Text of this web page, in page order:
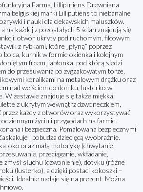
Farma, Lilliputiens Drewniana
belgijskiej marki Lilliputiens to niebanalne
i nauki dla ciekawskich maluszków.
na każdej z pozostałych 5 ścian znajdują się
otwór ukryty pod ruchomym, filcowym
z rybkami, które „płyną” poprzez
bolca, kurnik w formie okienka i kolejnym
filcem, jabłonka, pod którą siedzi
do przesuwania po zygzakowatym torze,
koralikami na metalowym drążku oraz
nad wejściem do domku, lusterko w
W zestawie znajduje się także miękka,
z ukrytym wewnątrz dzwoneczkiem,
przez każdy z otworów oraz wykorzystywać
życiu i przygodach na farmie.
i bezpieczna. Pomalowana bezpiecznymi
i pobudza dziecięcą wyobraźnię.
oko oraz małą motorykę (chwytanie,
przeciąganie, wkładanie,
zmysł słuchu (dzwonienie), dotyku (różne
(lusterko), a dzięki postaci kokoszki –
Idealnie nadaje się na prezent. Można